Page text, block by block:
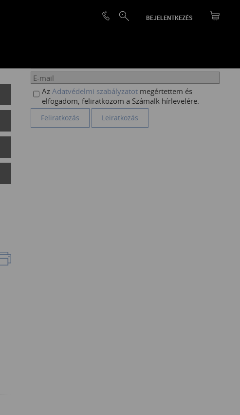
BEJELENTKEZÉS
Az Adatvédelmi szabályzatot megértettem és
elfogadom, feliratkozom a Számalk hírlevelére.